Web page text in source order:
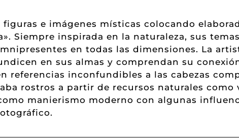
figuras e imágenes místicas colocando
Siempre inspirada en la naturaleza, sus
en todas las dimensiones. La
en sus almas y comprendan su
referencias inconfundibles a las cabezas
rostros a partir de recursos naturales como
manierismo moderno con algunas